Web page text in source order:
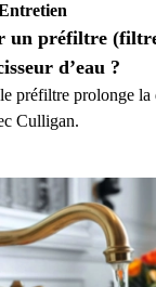
un préfiltre
d’eau ?
préfiltre prolonge la
Culligan.